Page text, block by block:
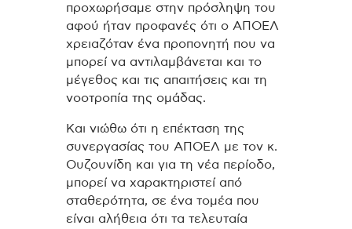
προχωρήσαμε στην πρόσληψη του
αφού ήταν προφανές ότι ο ΑΠΟΕΛ
χρειαζόταν ένα προπονητή που να
μπορεί να αντιλαμβάνεται και το
μέγεθος και τις απαιτήσεις και τη
νοοτροπία της ομάδας.
Και νιώθω ότι η επέκταση της
συνεργασίας του ΑΠΟΕΛ με τον κ.
Ουζουνίδη και για τη νέα περίοδο,
μπορεί να χαρακτηριστεί από
σταθερότητα, σε ένα τομέα που
είναι αλήθεια ότι τα τελευταία